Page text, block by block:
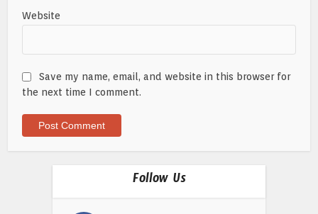
Website
Save my name, email, and website in this browser for
the next time I comment.
Follow Us